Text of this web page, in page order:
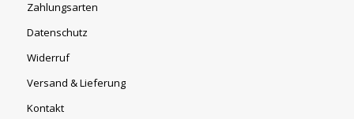
Zahlungsarten
Datenschutz
Widerruf
Versand & Lieferung
Kontakt